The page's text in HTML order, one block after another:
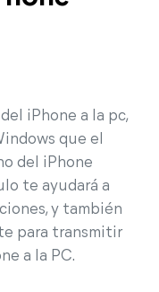
iPhone a la pc,
que el
del iPhone
te ayudará a
y también
para transmitir
a la PC.